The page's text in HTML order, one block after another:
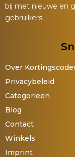
bij met nieuwe en
gebruikers.
Over
Privacybeleid
Categorieën
Blog
Contact
Winkels
Imprint